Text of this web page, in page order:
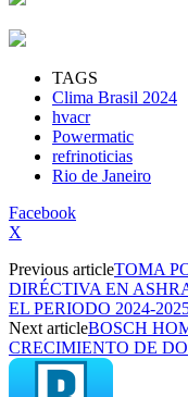
TAGS
Clima Brasil 2024
hvacr
Powermatic
refrinoticias
Rio de Janeiro
Facebook
X
Previous articleTOMA
DIRÉCTIVA EN
EL PERIODO 2024-
Next articleBOSCH
CRECIMIENTO DE